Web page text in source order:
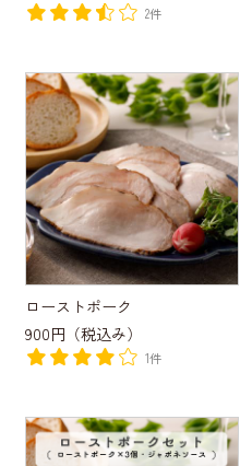
2件
ローストポーク
900円 （税込み）
1件